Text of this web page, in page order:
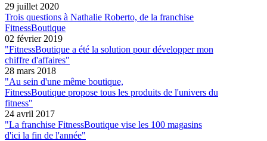
29 juillet 2020
Trois questions à Nathalie Roberto, de la franchise
FitnessBoutique
02 février 2019
"FitnessBoutique a été la solution pour développer mon
chiffre d'affaires"
28 mars 2018
"Au sein d'une même boutique,
FitnessBoutique propose tous les produits de l'univers du
fitness"
24 avril 2017
"La franchise FitnessBoutique vise les 100 magasins
d'ici la fin de l'année"